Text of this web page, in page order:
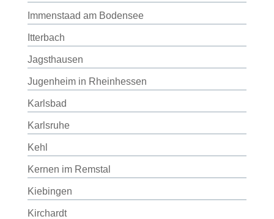
Immenstaad am Bodensee
Itterbach
Jagsthausen
Jugenheim in Rheinhessen
Karlsbad
Karlsruhe
Kehl
Kernen im Remstal
Kiebingen
Kirchardt